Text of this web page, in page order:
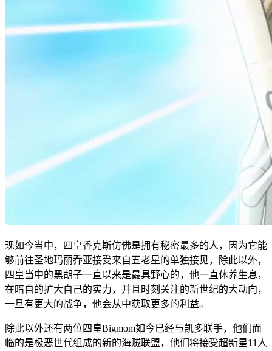
现如今当中，四皇香克斯仿佛是拥有秘密最多的人，因为它能
够前往圣地玛丽乔亚接受来自五老星的单独接见，除此以外，
四皇当中的黑胡子一直以来是最具野心的，他一直休养生息，
在暗自的扩大自己的实力，并且时刻关注的新世纪的大动向，
一旦有更大的战争，他会从中获取更多的利益。
除此以外还有两位四皇Bigmom如今已经与凯多联手，他们面
临的是极恶世代组成的新的海贼联盟，他们将接受超新星11人